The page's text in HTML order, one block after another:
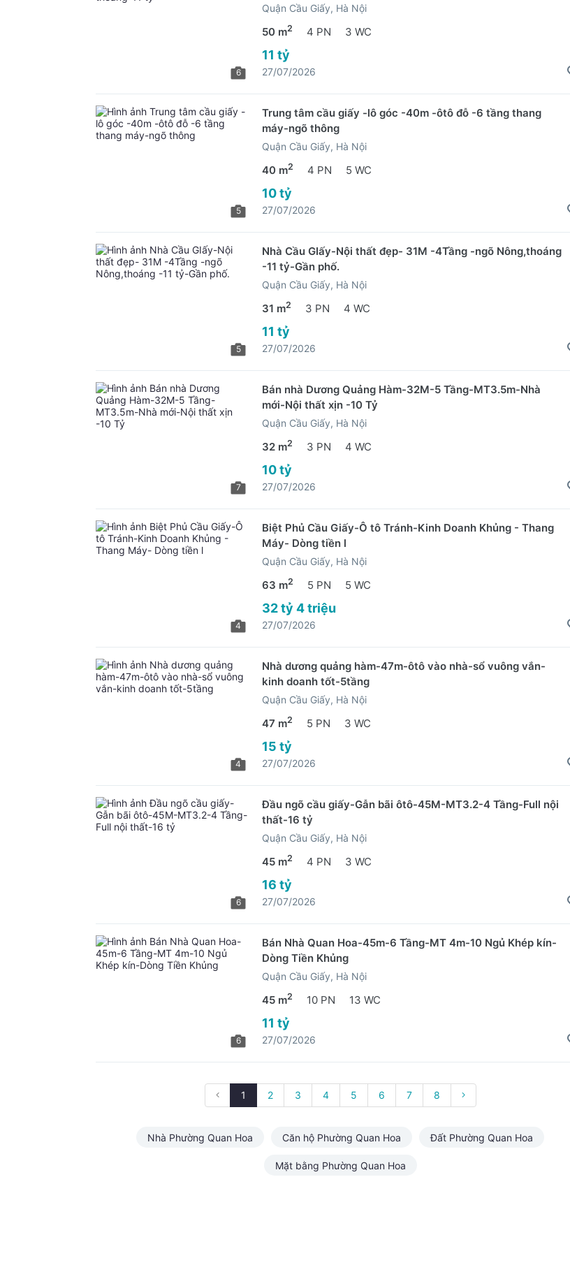
6
Quận Cầu Giấy, Hà Nội
50 m2 4 PN 3 WC
11 tỷ
27/07/2026
5
Trung tâm cầu giấy -lô góc -40m -ôtô đỗ -6 tầng thang
máy-ngõ thông
Quận Cầu Giấy, Hà Nội
40 m2 4 PN 5 WC
10 tỷ
27/07/2026
5
Nhà Cầu GIấy-Nội thất đẹp- 31M -4Tầng -ngõ Nông,thoáng
-11 tỷ-Gần phố.
Quận Cầu Giấy, Hà Nội
31 m2 3 PN 4 WC
11 tỷ
27/07/2026
7
Bán nhà Dương Quảng Hàm-32M-5 Tầng-MT3.5m-Nhà
mới-Nội thất xịn -10 Tỷ
Quận Cầu Giấy, Hà Nội
32 m2 3 PN 4 WC
10 tỷ
27/07/2026
4
Biệt Phủ Cầu Giấy-Ô tô Tránh-Kinh Doanh Khủng - Thang
Máy- Dòng tiền l
Quận Cầu Giấy, Hà Nội
63 m2 5 PN 5 WC
32 tỷ 4 triệu
27/07/2026
4
Nhà dương quảng hàm-47m-ôtô vào nhà-sổ vuông vắn-
kinh doanh tốt-5tầng
Quận Cầu Giấy, Hà Nội
47 m2 5 PN 3 WC
15 tỷ
27/07/2026
6
Đầu ngõ cầu giấy-Gẫn bãi ôtô-45M-MT3.2-4 Tầng-Full nội
thất-16 tỷ
Quận Cầu Giấy, Hà Nội
45 m2 4 PN 3 WC
16 tỷ
27/07/2026
6
Bán Nhà Quan Hoa-45m-6 Tầng-MT 4m-10 Ngủ Khép kín-
Dòng Tiền Khủng
Quận Cầu Giấy, Hà Nội
45 m2 10 PN 13 WC
11 tỷ
27/07/2026
1 2 3 4 5 6 7 8
Nhà Phường Quan Hoa Căn hộ Phường Quan Hoa Đất Phường Quan Hoa
Mặt bằng Phường Quan Hoa